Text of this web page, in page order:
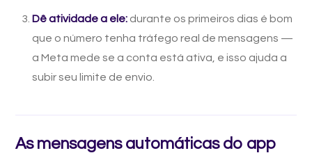
Dê atividade a ele: durante os primeiros dias é bom
que o número tenha tráfego real de mensagens —
a Meta mede se a conta está ativa, e isso ajuda a
subir seu limite de envio.
As mensagens automáticas do app